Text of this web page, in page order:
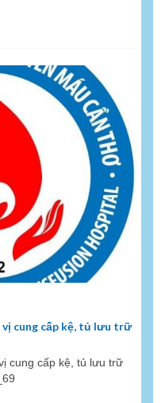
cung cấp kệ, tủ lưu trữ
cung cấp kệ, tủ lưu trữ